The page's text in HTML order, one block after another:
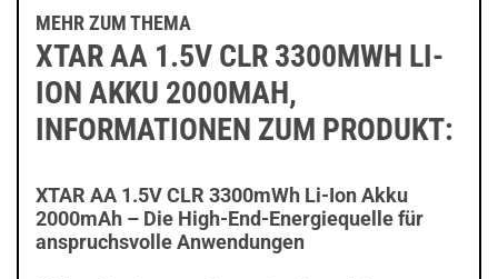
MEHR ZUM THEMA
XTAR AA 1.5V CLR 3300MWH LI-
ION AKKU 2000MAH,
INFORMATIONEN ZUM PRODUKT:
XTAR AA 1.5V CLR 3300mWh Li-Ion Akku
2000mAh – Die High-End-Energiequelle für
anspruchsvolle Anwendungen